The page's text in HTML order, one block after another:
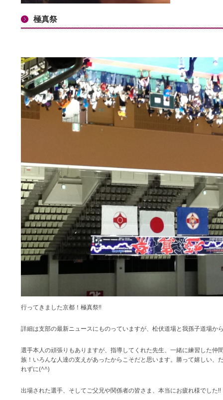
極真祭
行ってきました京都！極真祭‼
詳細は支部の最新ニュースにものっていますが、松伏道場と我孫子道場
選手本人の頑張りもありますが、指導してくれた先生、一緒に練習した仲
族！いろんな人達の支えがあったからこそだと思います。勝って嬉しい、
れずに(^^)
出場された選手、そしてご父兄や関係者の皆さま、本当にお疲れ様でし